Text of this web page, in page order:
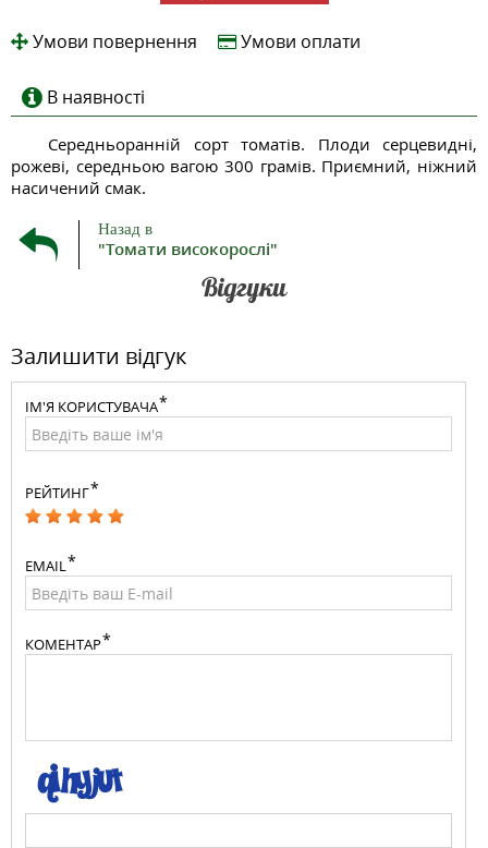
Умови повернення Умови оплати
В наявності
Середньоранній сорт томатів. Плоди серцевидні,
рожеві, середньою вагою 300 грамів. Приємний, ніжний
насичений смак.
Назад в
"Томати високорослі"
Відгуки
Залишити відгук
ІМ'Я КОРИСТУВАЧА
РЕЙТИНГ
EMAIL
КОМЕНТАР